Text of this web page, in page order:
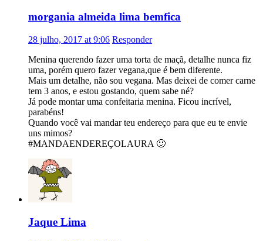
morgania almeida lima bemfica
28 julho, 2017 at 9:06 Responder
Menina querendo fazer uma torta de maçã, detalhe nunca fiz
uma, porém quero fazer vegana,que é bem diferente.
Mais um detalhe, não sou vegana. Mas deixei de comer carne
tem 3 anos, e estou gostando, quem sabe né?
Já pode montar uma confeitaria menina. Ficou incrível,
parabéns!
Quando você vai mandar teu endereço para que eu te envie
uns mimos?
#MANDAENDEREÇOLAURA 🙂
Jaque Lima